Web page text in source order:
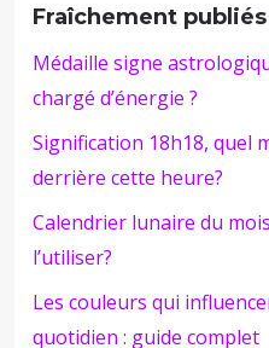
Fraîchement publiés
Médaille signe
chargé d’énergie ?
Signification 18h18, quel
derrière cette heure?
Calendrier lunaire du
l’utiliser?
Les couleurs qui
quotidien : guide complet